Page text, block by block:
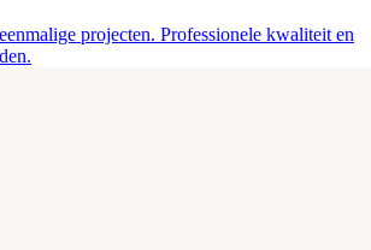
projecten. Professionele kwaliteit en